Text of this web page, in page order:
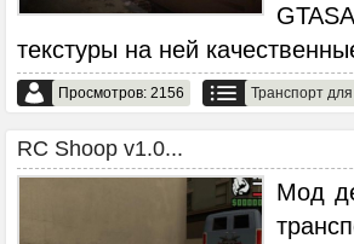
текстуры на ней
Просмотров: 2156 Транспорт
RC Shoop v1.0...
Мод